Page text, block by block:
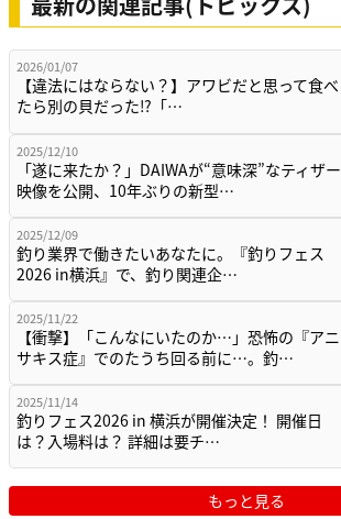
2026/01/07
【違法にはならない？】アワビだと思って食べ
たら別の貝だった⁉「…
2025/12/10
「遂に来たか？」DAIWAが“意味深”なティザー
映像を公開、10年ぶりの新型…
2025/12/09
釣り業界で働きたいあなたに。『釣りフェス
2026 in横浜』で、釣り関連企…
2025/11/22
【衝撃】「こんなにいたのか…」恐怖の『アニ
サキス症』でのたうち回る前に…。釣…
2025/11/14
釣りフェス2026 in 横浜が開催決定！ 開催日
は？入場料は？ 詳細は要チ…
もっと見る